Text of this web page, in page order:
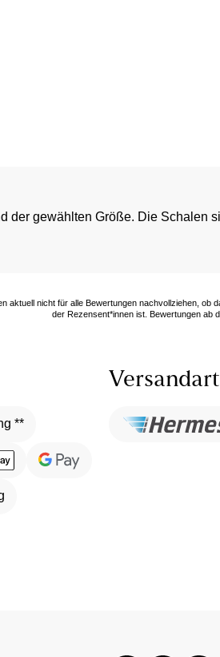
der gewählten Größe. Die Schalen
aktuell nicht für alle Bewertungen nachvollziehen, ob
der Rezensent*innen ist. Bewertungen ab
**
Versandart